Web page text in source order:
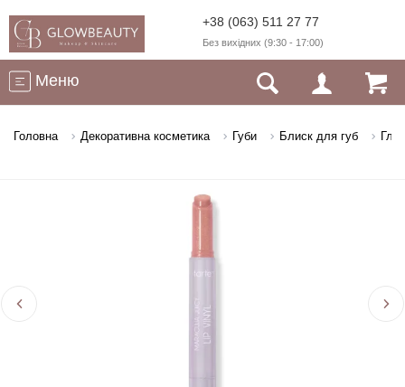
+38 (063) 511 27 77
Без вихідних (9:30 - 17:00)
Меню
Головна Декоративна косметика Губи Блиск для губ